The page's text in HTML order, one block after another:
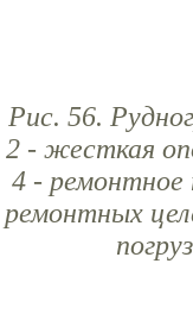
Рис. 56.
2 - жесткая
4 - ремонтное
ремонтных